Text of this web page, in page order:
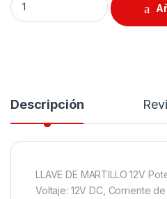
Descripción
LLAVE DE MARTILLO 12V
Voltaje: 12V DC, Corriente